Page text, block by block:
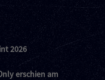
2026
erschien am